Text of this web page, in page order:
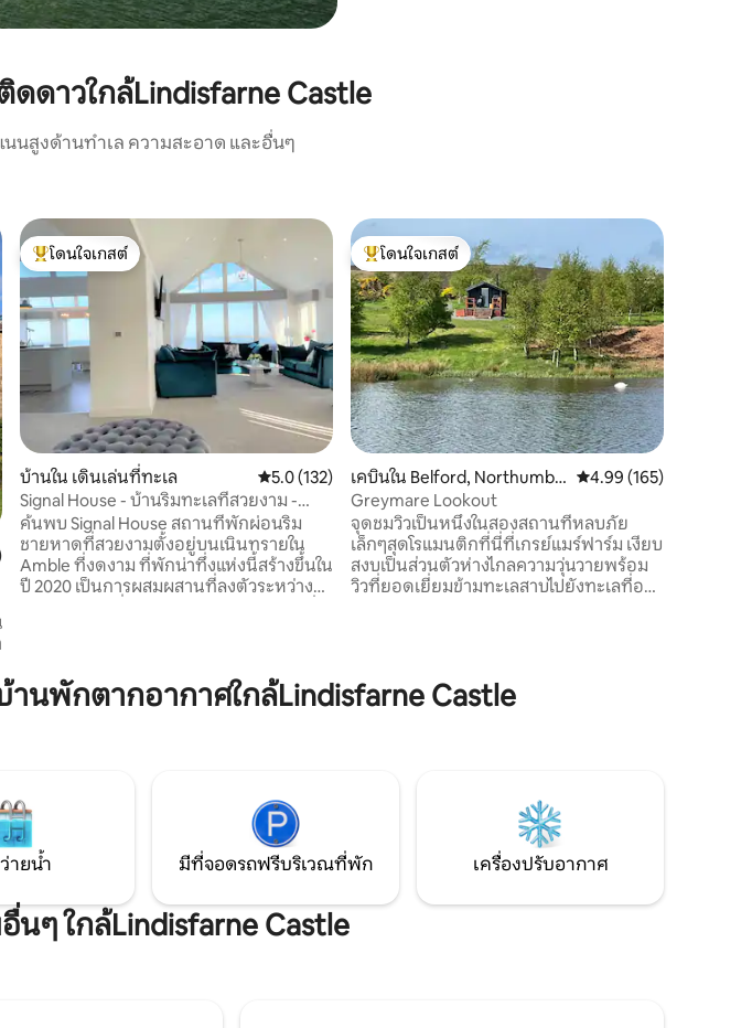
าวใกล้Lindisfarne Castle
นสูงด้านทำเล ความสะอาด และอื่นๆ
จาก 5, 244 รีวิว
โดนใจเกสต์ที่สุด
โดนใจเกสต์
บ้านใน เดินเล่นที่ทะเล คะแนนเฉลี่ย 5.0 จาก 5, 132 รีวิว
5.0 (132)
Signal House - บ้านริมทะเลที่สวยงาม -
สร้างปี 2020
ค้นพบ Signal House สถานที่พักผ่อนริม
ชายหาดที่สวยงามตั้งอยู่บนเนินทรายใน
Amble ที่งดงาม ที่พักน่าทึ่งแห่งนี้สร้างขึ้นใน
ปี 2020 เป็นการผสมผสานที่ลงตัวระหว่าง
และร้านอาหารท้องถิ่น พื้นที่นั่งเล่นชั้นหนึ่ง
ได้รับการออกแบบอย่างพิถีพิถันกว่าสองชั้น
โดนใจเกสต์ที่สุด
โดนใจเกสต์
เคบินใน Belford, Northumbe
rland
คะแนนเฉลี่ย 4.99 จาก
4.99 (165)
Greymare Lookout
จุดชมวิวเป็นหนึ่งในสองสถานที่หลบภัย
เล็กๆสุดโรแมนติกที่นี่ที่เกรย์แมร์ฟาร์ม เงียบ
สงบเป็นส่วนตัวห่างไกลความวุ่นวายพร้อม
วิวที่ยอดเยี่ยมข้ามทะเลสาบไปยังทะเลที่อยู่
ผ่อนคลายด้วยเตาเผาไม้ที่อบอุ่นหรือเตาผิง
กลางแจ้งพร้อมไวน์หนึ่งขวดดื่มด่ำกับวิวและ
พักตากอากาศใกล้Lindisfarne Castle
ายน้ำ มีที่จอดรถฟรีบริเวณที่พัก เครื่องปรับอากาศ
ๆ ใกล้Lindisfarne Castle